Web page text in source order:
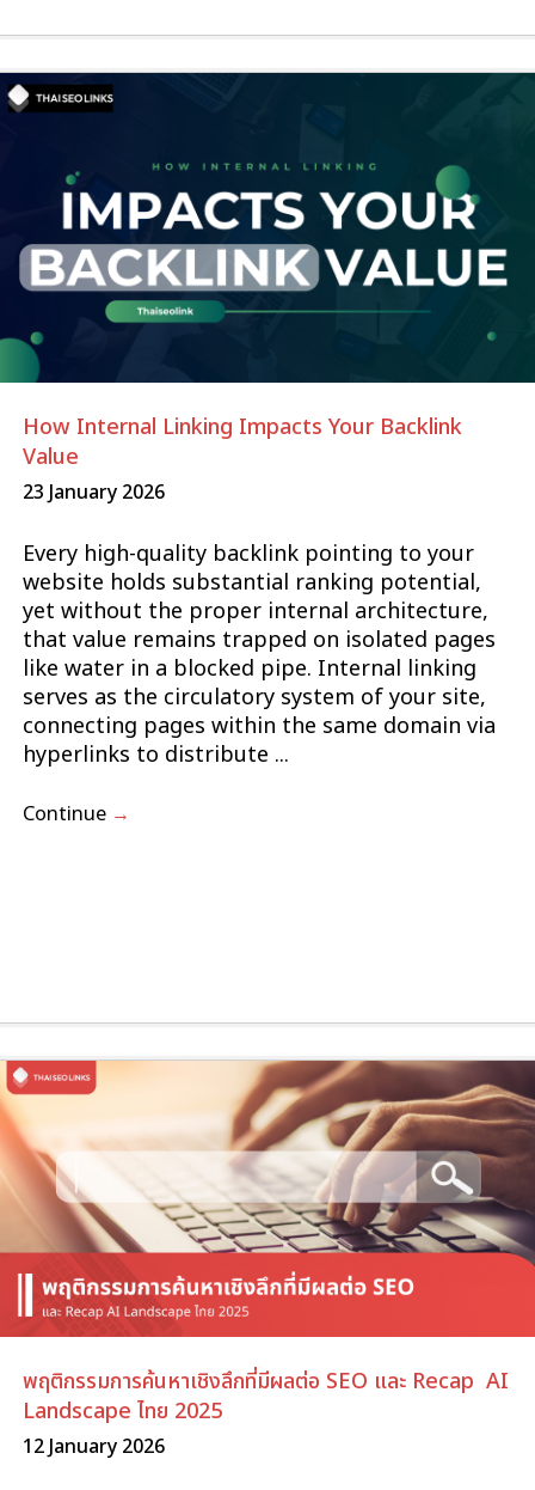
How Internal Linking Impacts Your Backlink
Value
23 January 2026
Every high-quality backlink pointing to your
website holds substantial ranking potential,
yet without the proper internal architecture,
that value remains trapped on isolated pages
like water in a blocked pipe. Internal linking
serves as the circulatory system of your site,
connecting pages within the same domain via
hyperlinks to distribute ...
Continue →
พฤติกรรมการค้นหาเชิงลึกที่มีผลต่อ SEO และ Recap AI
Landscape ไทย 2025
12 January 2026